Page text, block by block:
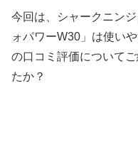
今回は、シャークニン
ォパワーW30」は使い
の口コミ評価について
たか？